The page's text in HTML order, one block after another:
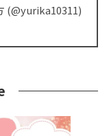
(@yurika10311)